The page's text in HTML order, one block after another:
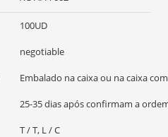
100UD
negotiable
Embalado na caixa ou na caixa
25-35 dias após confirmam a
T / T, L / C